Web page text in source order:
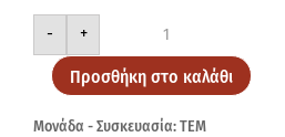
-
ΚΑΛΑΜΑΡΙΑ
1KG
ποσότητα
+
Προσθήκη στο καλάθι
Μονάδα - Συσκευασία: ΤΕΜ